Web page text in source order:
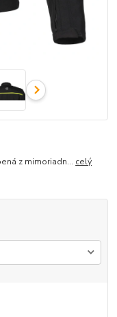
z mimoriadn... celý